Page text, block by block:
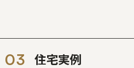
住宅実例